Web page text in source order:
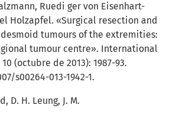
Ruedi ger von Eisenhart-
Holzapfel. «Surgical resection and
tumours of the extremities:
tumour centre». International
(octubre de 2013): 1987-93.
s00264-013-1942-1.
D. H. Leung, J. M.